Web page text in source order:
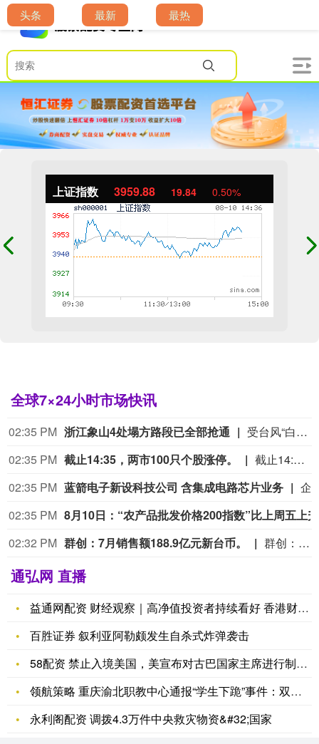
上证指数 3959.63 19.59 0.50%
全球7×24小时市场快讯
02:35 PM 浙江象山4处塌方路段已全部抢通
受台风“白海豚”影响，昨天（8月9日），浙江省宁波市象山县出现强降雨天气，造成多处路段发生山体塌方、交通中断。当地多部门迅速启动应急预案，连夜组织力量进行抢修。据介绍，昨日强降雨共造成象山县4处公路出现塌方险情，目前已全部抢通，当地交通部门正开展拉网式排查，消除各类隐患，全力保障台风期间道路通行安全。（央视新闻）
02:35 PM 截止14:35，两市100只个股涨停。
截止14:35，两市100只个股涨停。
02:35 PM 蓝箭电子新设科技公司 含集成电路芯片业务
02:35 PM
02:32 PM 群创：7月销售额188.9亿元新台币。 群创：7月销售额188.9亿元新台币。
通弘网 直播
益通网配资 财经观察｜高净值投资者持续看好 香港财富管理业增
百胜证券 叙利亚阿勒颇发生自杀式炸弹袭击
58配资 禁止入境美国，美宣布对古巴国家主席进行制裁_能力_
领航策略 重庆渝北职教中心通报“学生下跪”事件：双方均为学生
永利阁配资 调拨4.3万件中央救灾物资&#32;国家
头条 最新 最热